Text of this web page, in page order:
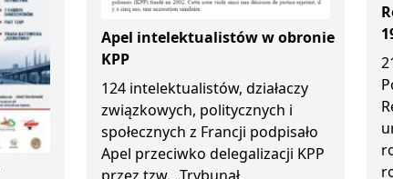
Apel intelektualistów w obronie
KPP
124 intelektualistów, działaczy
związkowych, politycznych i
społecznych z Francji podpisało
Apel przeciwko delegalizacji KPP